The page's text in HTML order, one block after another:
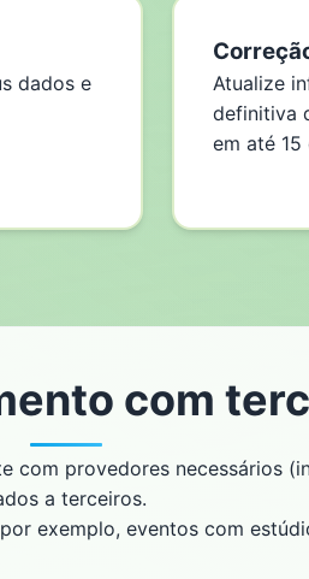
dados e
Atualize
definitiva
em até 15
com
com provedores necessários
a terceiros.
exemplo, eventos com